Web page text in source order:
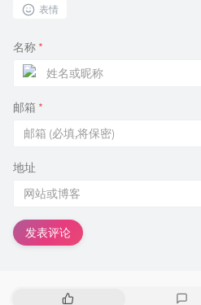
表情
名称 *
邮箱 *
地址
发表评论
热